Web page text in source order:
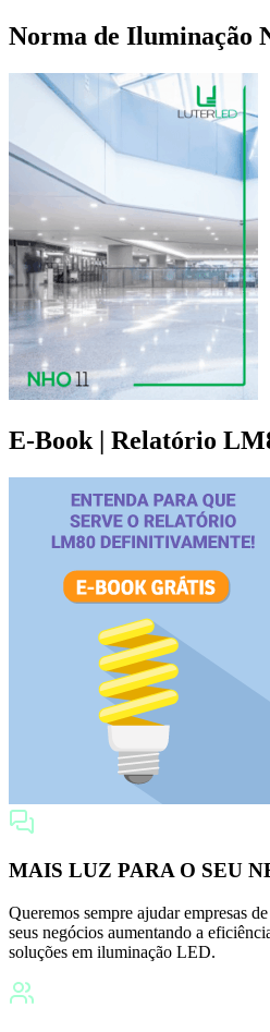
Norma de Iluminação
E-Book | Relatório
MAIS LUZ PARA O SEU
Queremos sempre ajudar empresas
seus negócios aumentando a
soluções em iluminação LED.